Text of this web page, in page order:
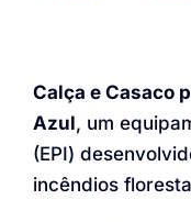
Calça e Casaco
Azul, um
(EPI)
incêndios